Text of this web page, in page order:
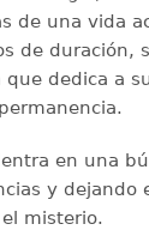
de una vida
de duración,
dedica a
en una
y dejando
misterio.